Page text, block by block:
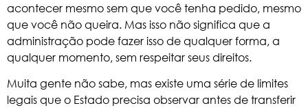
acontecer mesmo sem que você tenha pedido, mesmo
que você não queira. Mas isso não significa que a
administração pode fazer isso de qualquer forma, a
qualquer momento, sem respeitar seus direitos.
Muita gente não sabe, mas existe uma série de limites
legais que o Estado precisa observar antes de transferir